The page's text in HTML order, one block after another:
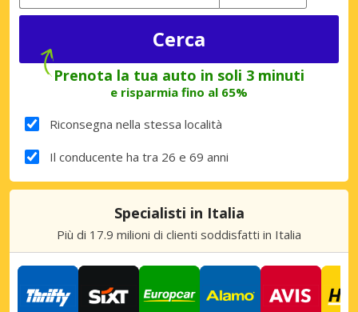
Prenota la tua auto in soli 3 minuti
e risparmia fino al 65%
Riconsegna nella stessa località
Il conducente ha tra 26 e 69 anni
Specialisti in Italia
Più di 17.9 milioni di clienti soddisfatti in Italia